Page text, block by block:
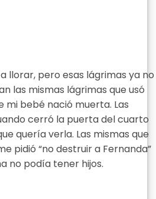
llorar, pero esas lágrimas ya no
las mismas lágrimas que usó
mi bebé nació muerta. Las
cerró la puerta del cuarto
quería verla. Las mismas que
pidió “no destruir a Fernanda”
no podía tener hijos.